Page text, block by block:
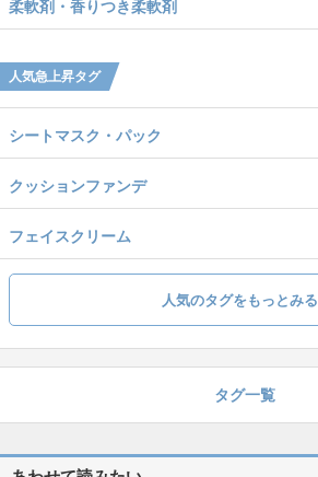
柔軟剤・香りつき柔軟剤
人気急上昇タグ
シートマスク・パック
クッションファンデ
フェイスクリーム
人気のタグをもっとみる
タグ一覧